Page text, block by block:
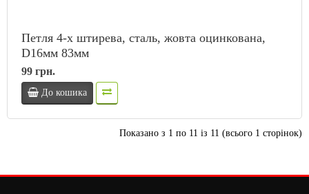
Петля 4-х штирева, сталь, жовта оцинкована,
D16мм 83мм
99 грн.
До кошика
Показано з 1 по 11 із 11 (всього 1 сторінок)